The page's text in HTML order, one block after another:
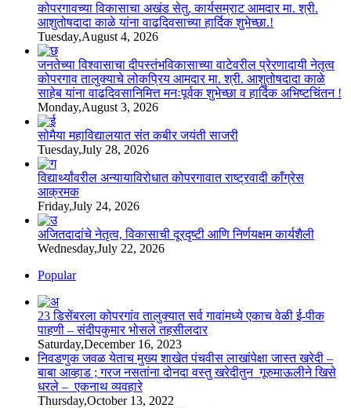
कोपरगावच्या विकासाचा अखंड सेतु, कार्यसम्राट आमदार मा. श्री.
आशुतोषदादा काळे यांना वाढदिवसाच्या हार्दिक शुभेच्छा.!
Tuesday,August 4, 2026
जनतेच्या विश्वासाचा दीपस्तंभविकासाच्या वाटेवरील प्रेरणादायी नेतृत्व
कोपरगाव तालुक्याचे लोकप्रिय आमदार मा. श्री. आशुतोषदादा काळे
साहेब यांना वाढदिवसानिमित्त मनःपूर्वक शुभेच्छा व हार्दिक अभिष्टचिंतन !
Monday,August 3, 2026
सोमैया महाविद्यालयात संत कबीर जयंती साजरी
Tuesday,July 28, 2026
विद्यार्थ्यांवरील अन्यायाविरोधात कोपरगावात राष्ट्रवादी काँग्रेस
आक्रमक
Friday,July 24, 2026
अजितदादांचे नेतृत्व, विकासाची दूरदृष्टी आणि निर्णयक्षम कार्यशैली
Wednesday,July 22, 2026
Popular
23 डिसेंबरला कोपरगांव तालुक्‍यात सर्व गावांमध्ये एकाच वेळी ई-पीक
पाहणी – संदीपकुमार भोसले तहसीलदार
Saturday,December 16, 2023
निवडणुक जवळ येताच मुख्य शाखेत पंचवीस लाखांपेक्षा जास्त खरेदी –
बाबा आव्हाड ; गरज नसतांना दोनदा वस्तु खरेदीतुन गूरुमाऊलीने खिसे
धरले – एकनाथ व्यवहारे
Thursday,October 13, 2022